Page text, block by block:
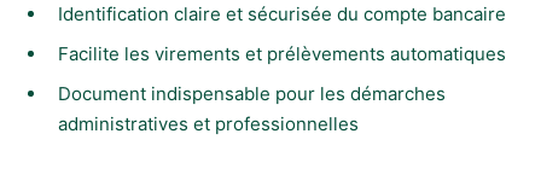
Identification claire et sécurisée du compte bancaire
Facilite les virements et prélèvements automatiques
Document indispensable pour les démarches
administratives et professionnelles